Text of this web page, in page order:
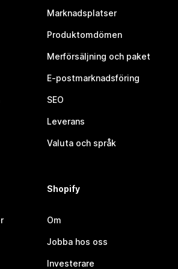
Marknadsplatser
Produktomdömen
Merförsäljning och paket
E-postmarknadsföring
SEO
Leverans
Valuta och språk
Shopify
Om
Jobba hos oss
Investerare